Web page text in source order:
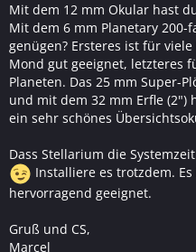
Mit dem 12 mm Okular hast
Mit dem 6 mm Planetary
genügen? Ersteres ist für
Mond gut geeignet, letzteres
Planeten. Das 25 mm Super-
und mit dem 32 mm Erfle (2")
ein sehr schönes
Dass Stellarium die
Installiere es trotzdem.
hervorragend geeignet.
Gruß und CS,
Marcel